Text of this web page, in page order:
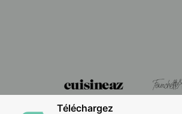
Téléchargez